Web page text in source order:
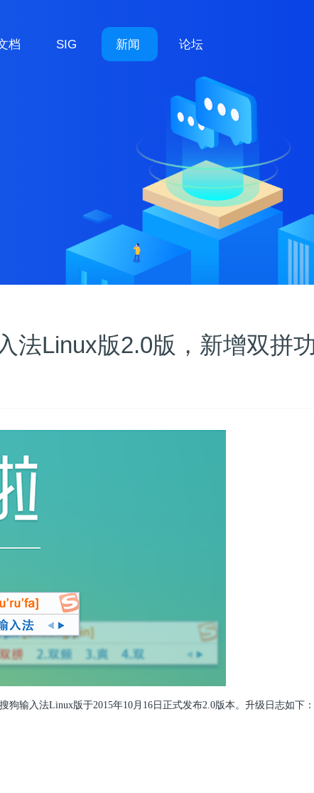
档 SIG 新闻 论坛
Linux版2.0版，新增双拼功
输入法Linux版于2015年10月16日正式发布2.0版本。升级日志如下：